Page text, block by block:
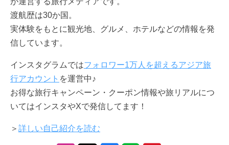
渡航歴は30か国。
実体験をもとに観光地、グルメ、ホテルなどの情報を発
信しています。
インスタグラムではフォロワー1万人を超えるアジア旅
行アカウント を運営中♪
お得な旅行キャンペーン・クーポン情報や旅リアルにつ
いてはインスタやXで発信してます！
＞ 詳しい自己紹介を読む